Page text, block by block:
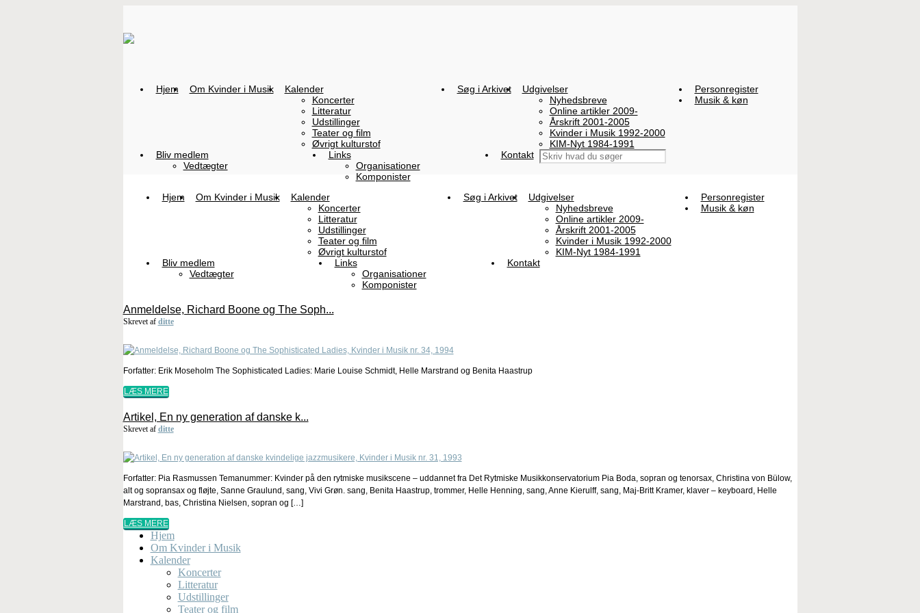
Hjem Om Kvinder i Musik
Kalender
Koncerter
Litteratur
Udstillinger
Teater og film
Øvrigt kulturstof
Søg i Arkivet
Udgivelser
Nyhedsbreve
Online artikler 2009-
Årskrift 2001-2005
Kvinder i Musik 1992-2000
KIM-Nyt 1984-1991
Personregister
Musik & køn
Bliv medlem
Vedtægter
Links
Organisationer
Komponister
Kontakt
Hjem Om Kvinder i Musik
Kalender
Koncerter
Litteratur
Udstillinger
Teater og film
Øvrigt kulturstof
Søg i Arkivet
Udgivelser
Nyhedsbreve
Online artikler 2009-
Årskrift 2001-2005
Kvinder i Musik 1992-2000
KIM-Nyt 1984-1991
Personregister
Musik & køn
Bliv medlem
Vedtægter
Links
Organisationer
Komponister
Kontakt
Anmeldelse, Richard Boone og The Soph...
Skrevet af ditte
Forfatter: Erik Moseholm The Sophisticated Ladies: Marie Louise Schmidt, Helle Marstrand og Benita Haastrup
LÆS MERE
Artikel, En ny generation af danske k...
Skrevet af ditte
Forfatter: Pia Rasmussen Temanummer: Kvinder på den rytmiske musikscene – uddannet fra Det Rytmiske Musikkonservatorium Pia Boda, sopran og tenorsax, Christina von Bülow,
alt og sopransax og fløjte, Sanne Graulund, sang, Vivi Grøn. sang, Benita Haastrup, trommer, Helle Henning, sang, Anne Kierulff, sang, Maj-Britt Kramer, klaver – keyboard, Helle
Marstrand, bas, Christina Nielsen, sopran og […]
LÆS MERE
Hjem
Om Kvinder i Musik
Kalender
Koncerter
Litteratur
Udstillinger
Teater og film